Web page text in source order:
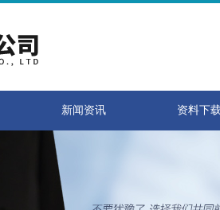
新闻资讯 资料下